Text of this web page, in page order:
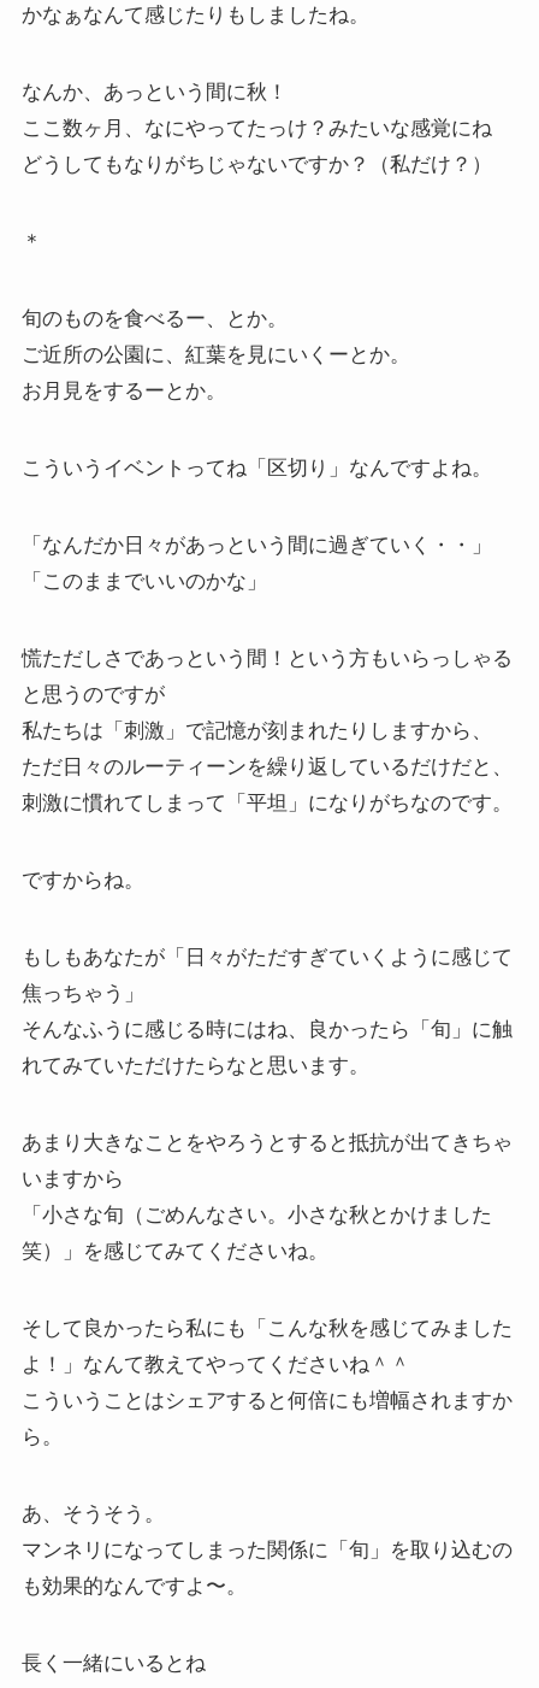
かなぁなんて感じたりもしましたね。
なんか、あっという間に秋！
ここ数ヶ月、なにやってたっけ？みたいな感覚にね
どうしてもなりがちじゃないですか？（私だけ？）
＊
旬のものを食べるー、とか。
ご近所の公園に、紅葉を見にいくーとか。
お月見をするーとか。
こういうイベントってね「区切り」なんですよね。
「なんだか日々があっという間に過ぎていく・・」
「このままでいいのかな」
慌ただしさであっという間！という方もいらっしゃる
と思うのですが
私たちは「刺激」で記憶が刻まれたりしますから、
ただ日々のルーティーンを繰り返しているだけだと、
刺激に慣れてしまって「平坦」になりがちなのです。
ですからね。
もしもあなたが「日々がただすぎていくように感じて
焦っちゃう」
そんなふうに感じる時にはね、良かったら「旬」に触
れてみていただけたらなと思います。
あまり大きなことをやろうとすると抵抗が出てきちゃ
いますから
「小さな旬（ごめんなさい。小さな秋とかけました
笑）」を感じてみてくださいね。
そして良かったら私にも「こんな秋を感じてみました
よ！」なんて教えてやってくださいね＾＾
こういうことはシェアすると何倍にも増幅されますか
ら。
あ、そうそう。
マンネリになってしまった関係に「旬」を取り込むの
も効果的なんですよ〜。
長く一緒にいるとね